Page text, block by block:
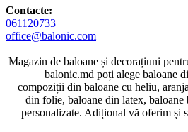
Contacte:
061120733
office@balonic.com
Magazin de baloane și decorațiuni
balonic.md poți alege baloane
compoziții din baloane cu heliu,
din folie, baloane din latex, baloane
personalizate. Adițional vă oferim și